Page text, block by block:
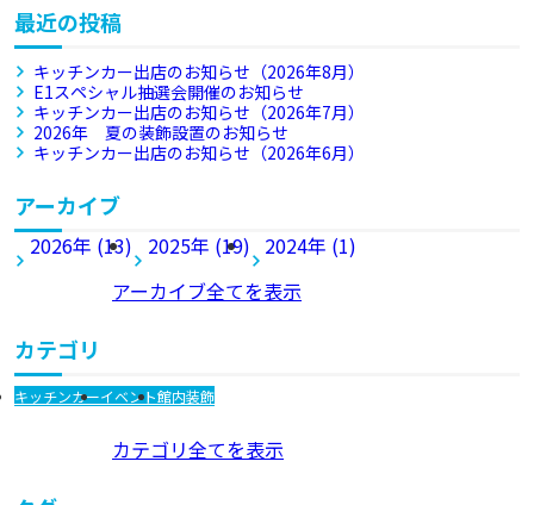
最近の投稿
キッチンカー出店のお知らせ（2026年8月）
E1スペシャル抽選会開催のお知らせ
キッチンカー出店のお知らせ（2026年7月）
2026年 夏の装飾設置のお知らせ
キッチンカー出店のお知らせ（2026年6月）
アーカイブ
2026年 (13) 2025年 (19) 2024年 (1)
アーカイブ全てを表示
カテゴリ
キッチンカーイベント館内装飾
カテゴリ全てを表示